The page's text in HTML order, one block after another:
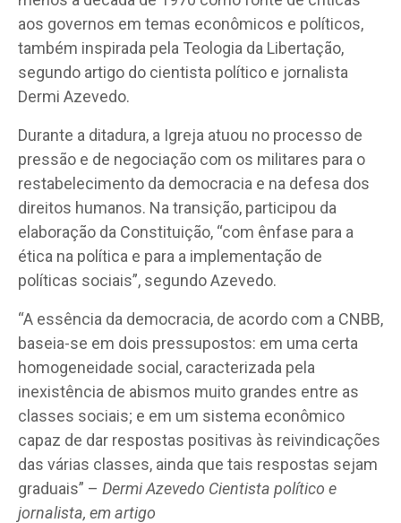
aos governos em temas econômicos e políticos,
também inspirada pela Teologia da Libertação,
segundo artigo do cientista político e jornalista
Dermi Azevedo.
Durante a ditadura, a Igreja atuou no processo de
pressão e de negociação com os militares para o
restabelecimento da democracia e na defesa dos
direitos humanos. Na transição, participou da
elaboração da Constituição, “com ênfase para a
ética na política e para a implementação de
políticas sociais”, segundo Azevedo.
“A essência da democracia, de acordo com a CNBB,
baseia-se em dois pressupostos: em uma certa
homogeneidade social, caracterizada pela
inexistência de abismos muito grandes entre as
classes sociais; e em um sistema econômico
capaz de dar respostas positivas às reivindicações
das várias classes, ainda que tais respostas sejam
graduais” – Dermi Azevedo Cientista político e
jornalista, em artigo